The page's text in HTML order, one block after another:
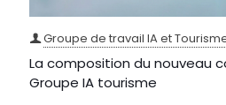
Groupe de travail IA et
La composition du nouveau
Groupe IA tourisme